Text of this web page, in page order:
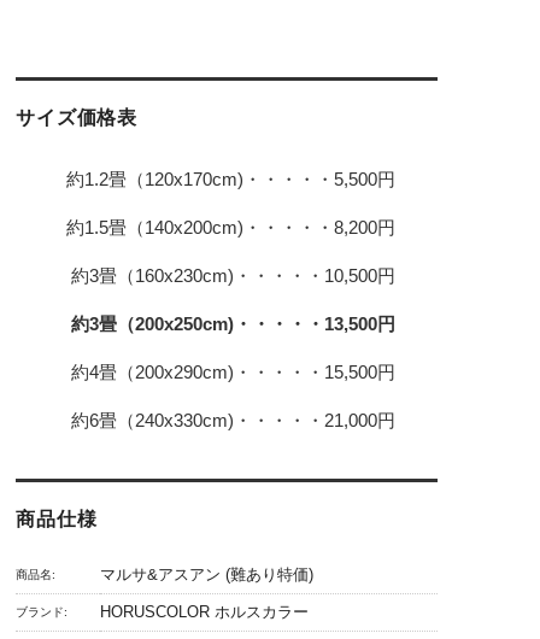
サイズ価格表
約1.2畳（120x170cm)・・・・・5,500円
約1.5畳（140x200cm)・・・・・8,200円
約3畳（160x230cm)・・・・・10,500円
約3畳（200x250cm)・・・・・13,500円
約4畳（200x290cm)・・・・・15,500円
約6畳（240x330cm)・・・・・21,000円
商品仕様
商品名: マルサ&アスアン (難あり特価)
ブランド: HORUSCOLOR ホルスカラー